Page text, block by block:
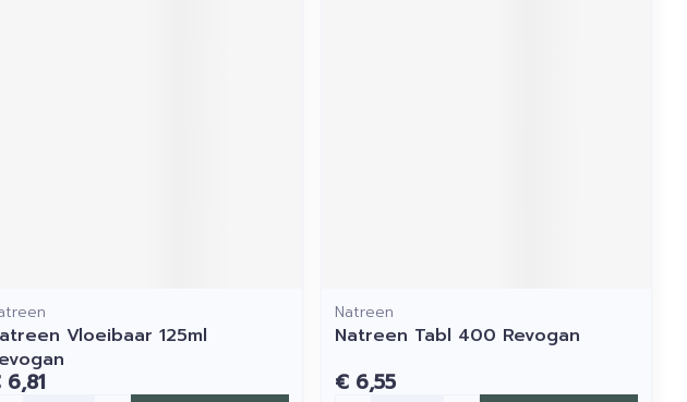
Vloeibaar 125ml
Natreen
Natreen Tabl 400 Revogan
€ 6,55